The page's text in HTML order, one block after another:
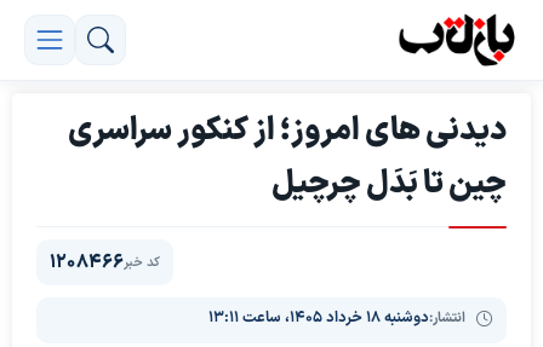
دیدنی های امروز؛ از کنکور سراسری
چین تا بَدَل چرچیل
انتشار:دوشنبه ۱۸ خرداد ۱۴۰۵، ساعت ۱۳:۱۱
کد خبر1208466